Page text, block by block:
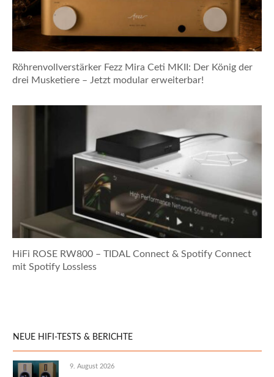
Röhrenvollverstärker Fezz Mira Ceti MKII: Der König der
drei Musketiere – Jetzt modular erweiterbar!
HiFi ROSE RW800 – TIDAL Connect & Spotify Connect
mit Spotify Lossless
NEUE HIFI-TESTS & BERICHTE
9. August 2026